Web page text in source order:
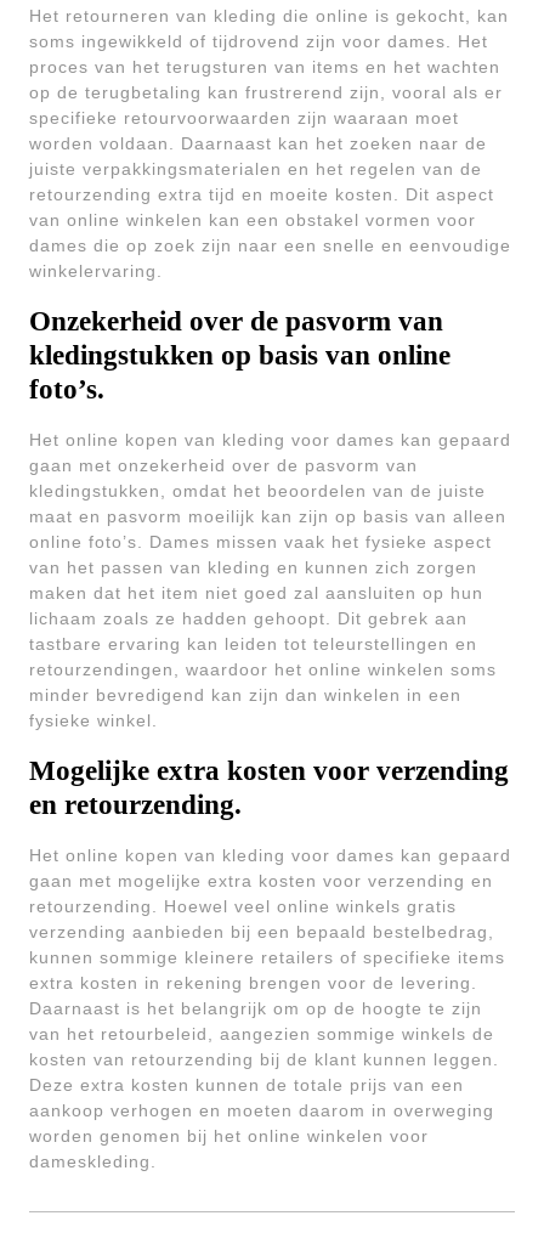
Het retourneren van kleding die online is gekocht, kan
soms ingewikkeld of tijdrovend zijn voor dames. Het
proces van het terugsturen van items en het wachten
op de terugbetaling kan frustrerend zijn, vooral als er
specifieke retourvoorwaarden zijn waaraan moet
worden voldaan. Daarnaast kan het zoeken naar de
juiste verpakkingsmaterialen en het regelen van de
retourzending extra tijd en moeite kosten. Dit aspect
van online winkelen kan een obstakel vormen voor
dames die op zoek zijn naar een snelle en eenvoudige
winkelervaring.
Onzekerheid over de pasvorm van
kledingstukken op basis van online
foto’s.
Het online kopen van kleding voor dames kan gepaard
gaan met onzekerheid over de pasvorm van
kledingstukken, omdat het beoordelen van de juiste
maat en pasvorm moeilijk kan zijn op basis van alleen
online foto’s. Dames missen vaak het fysieke aspect
van het passen van kleding en kunnen zich zorgen
maken dat het item niet goed zal aansluiten op hun
lichaam zoals ze hadden gehoopt. Dit gebrek aan
tastbare ervaring kan leiden tot teleurstellingen en
retourzendingen, waardoor het online winkelen soms
minder bevredigend kan zijn dan winkelen in een
fysieke winkel.
Mogelijke extra kosten voor verzending
en retourzending.
Het online kopen van kleding voor dames kan gepaard
gaan met mogelijke extra kosten voor verzending en
retourzending. Hoewel veel online winkels gratis
verzending aanbieden bij een bepaald bestelbedrag,
kunnen sommige kleinere retailers of specifieke items
extra kosten in rekening brengen voor de levering.
Daarnaast is het belangrijk om op de hoogte te zijn
van het retourbeleid, aangezien sommige winkels de
kosten van retourzending bij de klant kunnen leggen.
Deze extra kosten kunnen de totale prijs van een
aankoop verhogen en moeten daarom in overweging
worden genomen bij het online winkelen voor
dameskleding.